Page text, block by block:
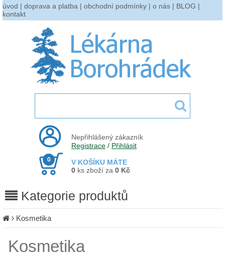
úvod | doprava a platba | obchodní podmínky | o nás | BLOG |
kontakt
Nepřihlášený zákazník
Registrace / Přihlásit
V KOŠÍKU MÁTE
0
0 ks zboží za 0 Kč
Kategorie produktů
Kosmetika
Kosmetika